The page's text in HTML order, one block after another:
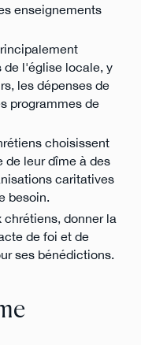
enseignements
de l'église locale, y
les dépenses de
programmes de
choisissent
de leur dîme à des
caritatives
besoin.
donner la
de foi et de
ses bénédictions.